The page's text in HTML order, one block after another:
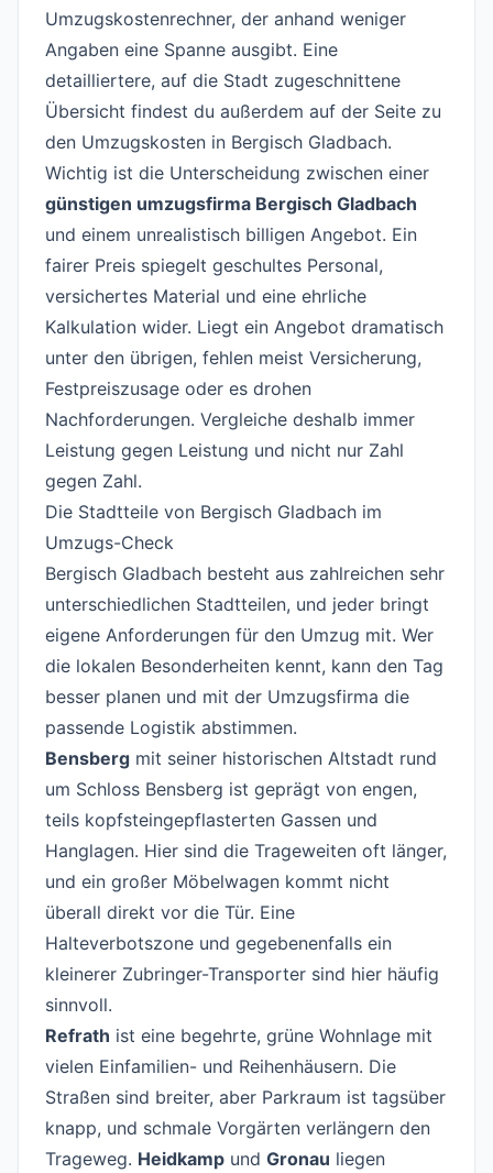
Umzugskostenrechner, der anhand weniger
Angaben eine Spanne ausgibt. Eine
detailliertere, auf die Stadt zugeschnittene
Übersicht findest du außerdem auf der Seite zu
den Umzugskosten in Bergisch Gladbach.
Wichtig ist die Unterscheidung zwischen einer
günstigen umzugsfirma Bergisch Gladbach
und einem unrealistisch billigen Angebot. Ein
fairer Preis spiegelt geschultes Personal,
versichertes Material und eine ehrliche
Kalkulation wider. Liegt ein Angebot dramatisch
unter den übrigen, fehlen meist Versicherung,
Festpreiszusage oder es drohen
Nachforderungen. Vergleiche deshalb immer
Leistung gegen Leistung und nicht nur Zahl
gegen Zahl.
Die Stadtteile von Bergisch Gladbach im
Umzugs-Check
Bergisch Gladbach besteht aus zahlreichen sehr
unterschiedlichen Stadtteilen, und jeder bringt
eigene Anforderungen für den Umzug mit. Wer
die lokalen Besonderheiten kennt, kann den Tag
besser planen und mit der Umzugsfirma die
passende Logistik abstimmen.
Bensberg mit seiner historischen Altstadt rund
um Schloss Bensberg ist geprägt von engen,
teils kopfsteingepflasterten Gassen und
Hanglagen. Hier sind die Trageweiten oft länger,
und ein großer Möbelwagen kommt nicht
überall direkt vor die Tür. Eine
Halteverbotszone und gegebenenfalls ein
kleinerer Zubringer-Transporter sind hier häufig
sinnvoll.
Refrath ist eine begehrte, grüne Wohnlage mit
vielen Einfamilien- und Reihenhäusern. Die
Straßen sind breiter, aber Parkraum ist tagsüber
knapp, und schmale Vorgärten verlängern den
Trageweg. Heidkamp und Gronau liegen